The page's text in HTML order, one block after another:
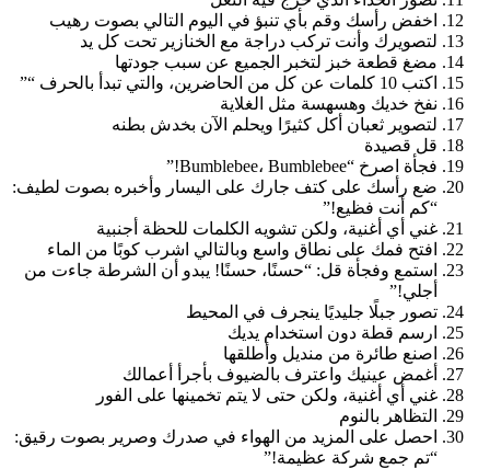
اخفض رأسك وقم بأي تنبؤ في اليوم التالي بصوت رهيب
لتصويرك وأنت تركب دراجة مع الخنازير تحت كل يد
مضغ قطعة خبز لتخبر الجميع عن سبب جودتها
اكتب 10 كلمات عن كل من الحاضرين، والتي تبدأ بالحرف “”
نفخ خديك وهسهسة مثل الغلاية
لتصوير ثعبان أكل كثيرًا ويحلم الآن بخدش بطنه
قل قصيدة
فجأة اصرخ “Bumblebee، Bumblebee!”
ضع رأسك على كتف جارك على اليسار وأخبره بصوت لطيف:
“كم أنت فظيع!”
غني أي أغنية، ولكن تشويه الكلمات للحظة أجنبية
افتح فمك على نطاق واسع وبالتالي اشرب كوبًا من الماء
استمع وفجأة قل: “حسنًا، حسنًا! يبدو أن الشرطة جاءت من
أجلي!”
تصور جبلًا جليديًا ينجرف في المحيط
ارسم قطة دون استخدام يديك
اصنع طائرة من منديل وأطلقها
أغمض عينيك واعترف بالضيوف بأجرأ أعمالك
غني أي أغنية، ولكن حتى لا يتم تخمينها على الفور
التظاهر بالنوم
احصل على المزيد من الهواء في صدرك وصرير بصوت رقيق:
“تم جمع شركة عظيمة!”